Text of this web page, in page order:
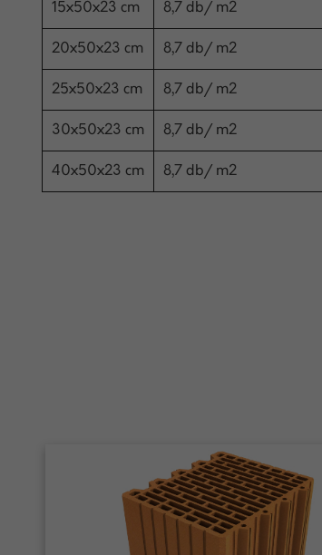
15x50x23 cm 8,7 db/ m2
20x50x23 cm 8,7 db/ m2
25x50x23 cm 8,7 db/ m2
30x50x23 cm 8,7 db/ m2
40x50x23 cm 8,7 db/ m2